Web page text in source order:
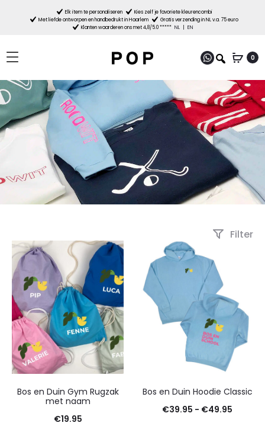
Elk item te personaliseren
Kies zelf je favoriete kleurencombi
Met liefde ontworpen en handbedrukt in Haarlem
Gratis verzending in NL v.a. 75 euro
Klanten waarderen ons met 4,8/5.0 ***** NL EN
0
Filter
Bos en Duin Gym Rugzak
met naam
€19.95
Bos en Duin Hoodie Classic
€39.95 - €49.95